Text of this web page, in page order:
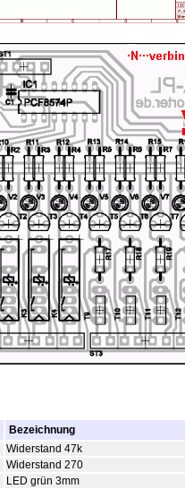
Bezeichnung
Widerstand 47k
Widerstand 270
LED grün 3mm